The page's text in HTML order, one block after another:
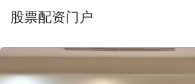
股票配资门户